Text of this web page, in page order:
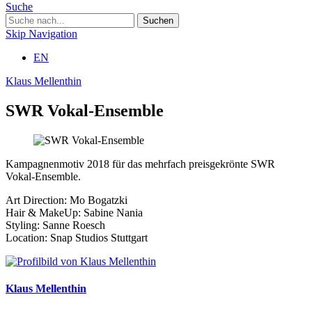
Suche
Skip Navigation
EN
Klaus Mellenthin
SWR Vokal-Ensemble
Kampagnenmotiv 2018 für das mehrfach preisgekrönte SWR
Vokal-Ensemble.
Art Direction: Mo Bogatzki
Hair & MakeUp: Sabine Nania
Styling: Sanne Roesch
Location: Snap Studios Stuttgart
Klaus Mellenthin